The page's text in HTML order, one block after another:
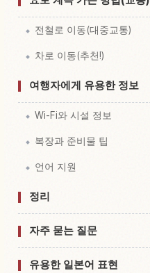
전철로 이동(대중교통)
차로 이동(추천!)
여행자에게 유용한 정보
Wi-Fi와 시설 정보
복장과 준비물 팁
언어 지원
정리
자주 묻는 질문
유용한 일본어 표현